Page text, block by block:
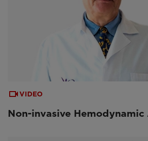
VIDEO
Non-invasive Hemodynamic